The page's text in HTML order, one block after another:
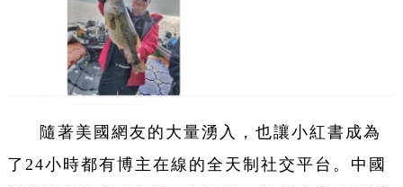
隨著美國網友的大量湧入，也讓小紅書成為
了24小時都有博主在線的全天制社交平台。中國